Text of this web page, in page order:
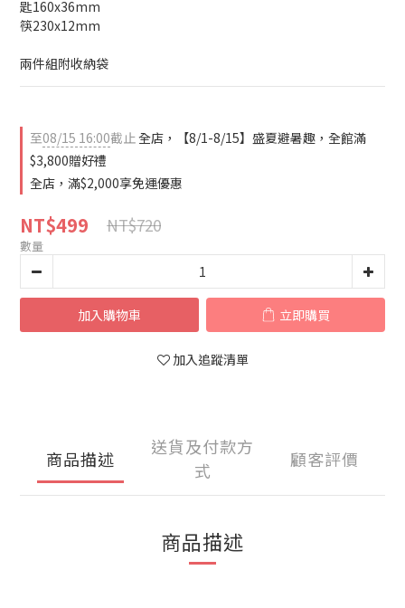
匙160x36mm
筷230x12mm
兩件組附收納袋
至08/15 16:00截止全店，【8/1-8/15】盛夏避暑趣，全館滿
$3,800贈好禮
全店，滿$2,000享免運優惠
NT$499 NT$720
數量
加入購物車 立即購買
加入追蹤清單
商品描述
送貨及付款方
式
顧客評價
商品描述